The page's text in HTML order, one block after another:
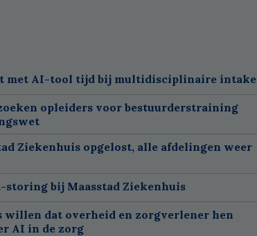
met AI-tool tijd bij multidisciplinaire intake
opleiders voor bestuurderstraining
Ziekenhuis opgelost, alle afdelingen weer
bij Maasstad Ziekenhuis
willen dat overheid en zorgverlener hen
AI in de zorg